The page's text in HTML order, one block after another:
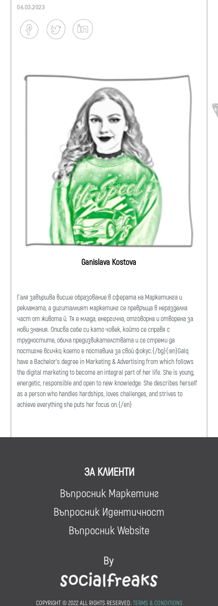
06.03.2023
Ganislava Kostova
Галя завършва висше образование в сферата на Маркетинга и
рекламата, a дигиталният маркетинг се превръща в неразделна
част от живота й. Тя е млада, енергична, отговорна и отворена за
нови знания. Описва себе си като човек, който се справя с
трудностите, обича предизвикателствата и се стреми да
постигне всичко, което е поставила за свой фокус.{/bg}{:en}Galq
have a Bachelor's degree in Marketing & Advertising from which follows
the digital marketing to become an integral part of her life. She is young,
energetic, responsible and open to new knowledge. She describes herself
as a person who handles hardships, loves challenges, and strives to
achieve everything she puts her focus on.{/en}
ЗА КЛИЕНТИ
Въпросник Маркетинг
Въпросник Идентичност
Въпросник Website
COPYRIGHT © 2022 ALL RIGHTS RESERVED. TERMS & CONDITIONS